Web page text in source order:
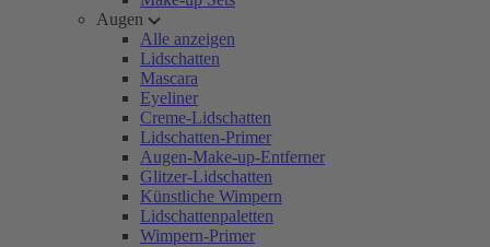
Augen
Alle anzeigen
Lidschatten
Mascara
Eyeliner
Creme-Lidschatten
Lidschatten-Primer
Augen-Make-up-Entferner
Glitzer-Lidschatten
Künstliche Wimpern
Lidschattenpaletten
Wimpern-Primer